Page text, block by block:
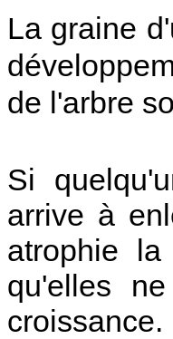
La graine
de l'arbre
Si
arrive à
atrophie
qu'elles
croissance.